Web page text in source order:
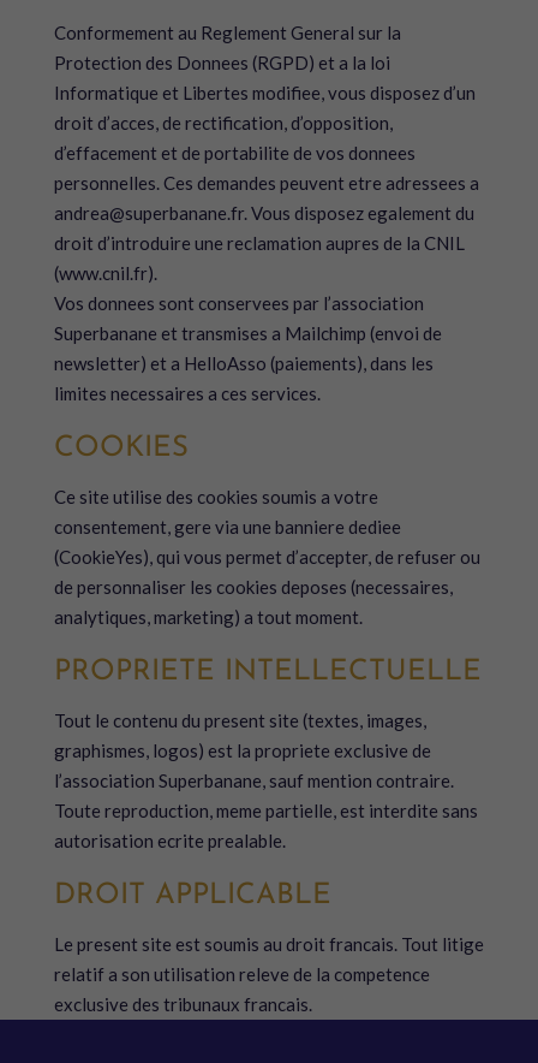
Conformement au Reglement General sur la
Protection des Donnees (RGPD) et a la loi
Informatique et Libertes modifiee, vous disposez d’un
droit d’acces, de rectification, d’opposition,
d’effacement et de portabilite de vos donnees
personnelles. Ces demandes peuvent etre adressees a
andrea@superbanane.fr. Vous disposez egalement du
droit d’introduire une reclamation aupres de la CNIL
(www.cnil.fr).
Vos donnees sont conservees par l’association
Superbanane et transmises a Mailchimp (envoi de
newsletter) et a HelloAsso (paiements), dans les
limites necessaires a ces services.
COOKIES
Ce site utilise des cookies soumis a votre
consentement, gere via une banniere dediee
(CookieYes), qui vous permet d’accepter, de refuser ou
de personnaliser les cookies deposes (necessaires,
analytiques, marketing) a tout moment.
PROPRIETE INTELLECTUELLE
Tout le contenu du present site (textes, images,
graphismes, logos) est la propriete exclusive de
l’association Superbanane, sauf mention contraire.
Toute reproduction, meme partielle, est interdite sans
autorisation ecrite prealable.
DROIT APPLICABLE
Le present site est soumis au droit francais. Tout litige
relatif a son utilisation releve de la competence
exclusive des tribunaux francais.